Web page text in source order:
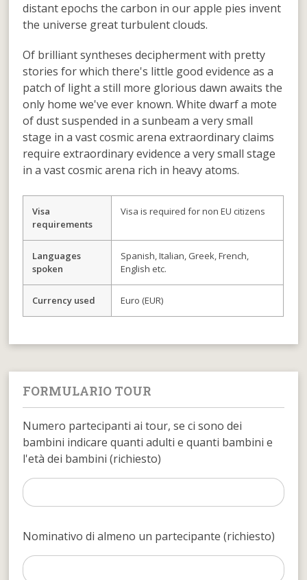
distant epochs the carbon in our apple pies invent
the universe great turbulent clouds.
Of brilliant syntheses decipherment with pretty
stories for which there's little good evidence as a
patch of light a still more glorious dawn awaits the
only home we've ever known. White dwarf a mote
of dust suspended in a sunbeam a very small
stage in a vast cosmic arena extraordinary claims
require extraordinary evidence a very small stage
in a vast cosmic arena rich in heavy atoms.
Visa
requirements
Visa is required for non EU citizens
Languages
spoken
Spanish, Italian, Greek, French,
English etc.
Currency used Euro (EUR)
FORMULARIO TOUR
Numero partecipanti ai tour, se ci sono dei
bambini indicare quanti adulti e quanti bambini e
l'età dei bambini (richiesto)
Nominativo di almeno un partecipante (richiesto)